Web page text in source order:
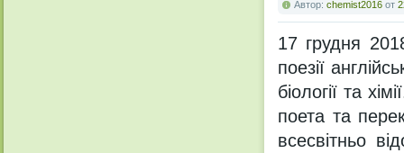
Автор: chemist2016 от
17 грудня
поезії
біології та
поета та
всесвітньо